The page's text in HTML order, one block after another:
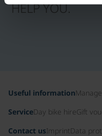
HELP YOU.
Useful information
ServiceDay bike hireGift
Contact usImprint Data